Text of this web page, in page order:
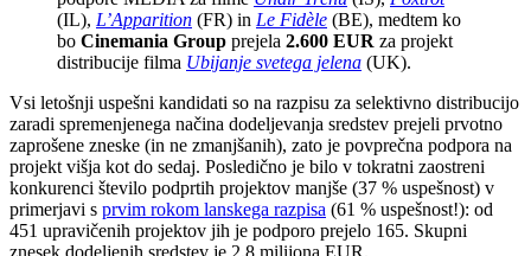
(IL), L’Apparition (FR) in Le Fidèle (BE), medtem ko
bo Cinemania Group prejela 2.600 EUR za projekt
distribucije filma Ubijanje svetega jelena (UK).
Vsi letošnji uspešni kandidati so na razpisu za selektivno distribucijo
zaradi spremenjenega načina dodeljevanja sredstev prejeli prvotno
zaprošene zneske (in ne zmanjšanih), zato je povprečna podpora na
projekt višja kot do sedaj. Posledično je bilo v tokratni zaostreni
konkurenci število podprtih projektov manjše (37 % uspešnost) v
primerjavi s prvim rokom lanskega razpisa (61 % uspešnost!): od
451 upravičenih projektov jih je podporo prejelo 165. Skupni